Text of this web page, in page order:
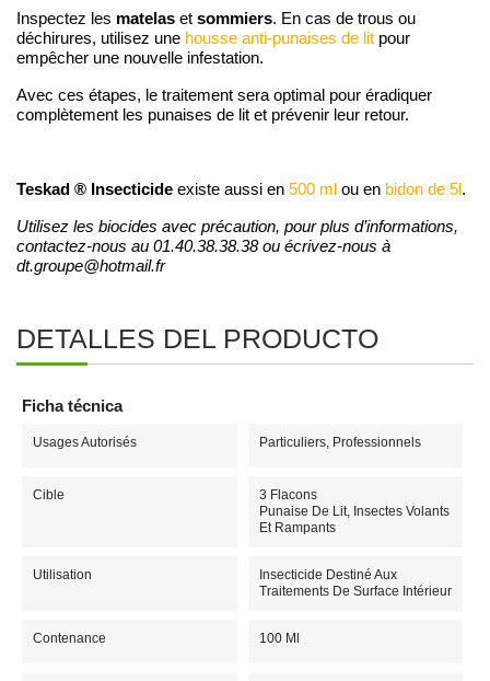
Inspectez les matelas et sommiers. En cas de trous ou
déchirures, utilisez une housse anti-punaises de lit pour
empêcher une nouvelle infestation.
Avec ces étapes, le traitement sera optimal pour éradiquer
complètement les punaises de lit et prévenir leur retour.
Teskad ® Insecticide existe aussi en 500 ml ou en bidon de 5l .
Utilisez les biocides avec précaution, pour plus d’informations,
contactez-nous au 01.40.38.38.38 ou écrivez-nous à
dt.groupe@hotmail.fr
DETALLES DEL PRODUCTO
Ficha técnica
Usages Autorisés Particuliers, Professionnels
Cible
3 Flacons
Punaise De Lit, Insectes Volants
Et Rampants
Utilisation
Insecticide Destiné Aux
Traitements De Surface Intérieur
Contenance 100 Ml